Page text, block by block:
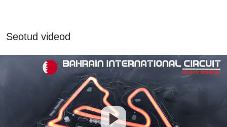
Seotud videod